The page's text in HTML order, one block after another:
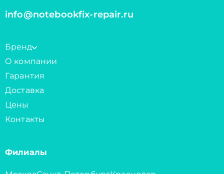
info@notebookfix-repair.ru
Бренд
О компании
Гарантия
Доставка
Цены
Контакты
Филиалы